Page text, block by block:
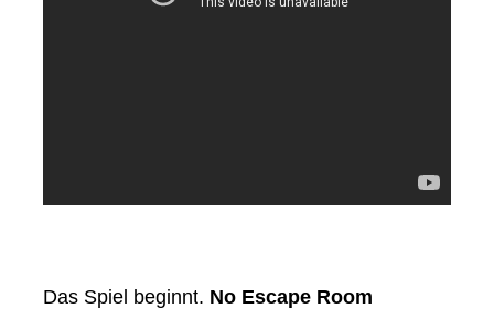
Das Spiel beginnt. No Escape Room